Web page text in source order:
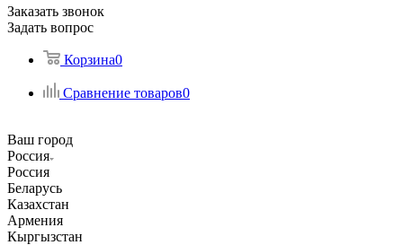
Заказать звонок
Задать вопрос
Корзина0
Сравнение товаров0
Ваш город
Россия
Россия
Беларусь
Казахстан
Армения
Кыргызстан